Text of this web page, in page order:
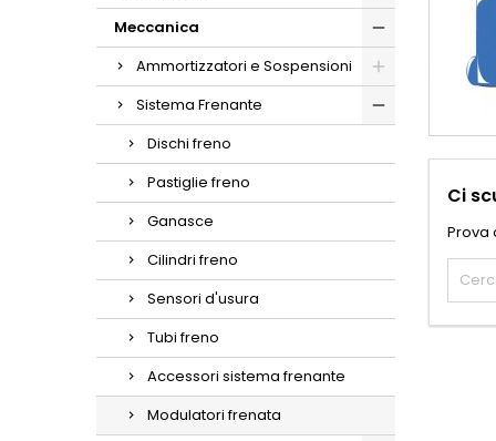
Meccanica
Ammortizzatori e Sospensioni
Sistema Frenante
Dischi freno
Pastiglie freno
Ganasce
Cilindri freno
Sensori d'usura
Tubi freno
Accessori sistema frenante
Modulatori frenata
Ci
Prova